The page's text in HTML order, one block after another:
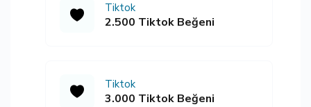
Tiktok
2.500 Tiktok Beğeni
Tiktok
3.000 Tiktok Beğeni